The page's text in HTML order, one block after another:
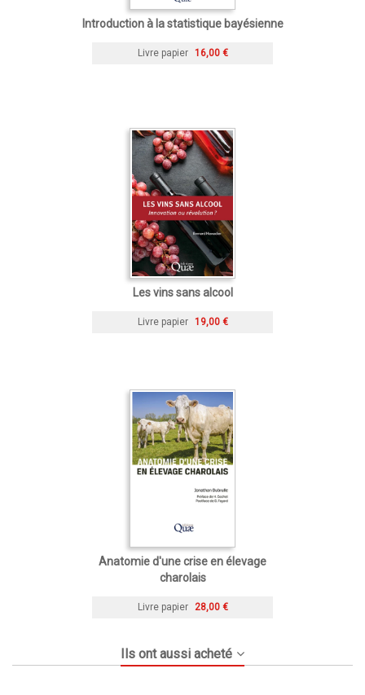
Introduction à la statistique bayésienne
Livre papier 16,00 €
Les vins sans alcool
Livre papier 19,00 €
Anatomie d'une crise en élevage
charolais
Livre papier 28,00 €
Ils ont aussi acheté